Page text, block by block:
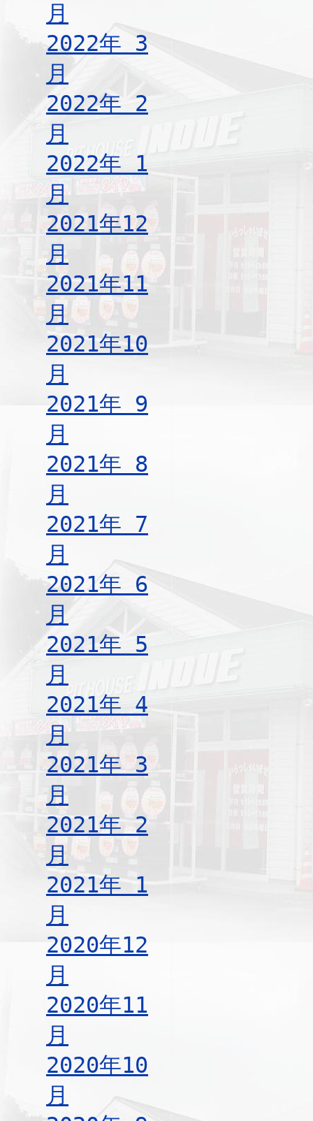
月
2022年 3
月
2022年 2
月
2022年 1
月
2021年12
月
2021年11
月
2021年10
月
2021年 9
月
2021年 8
月
2021年 7
月
2021年 6
月
2021年 5
月
2021年 4
月
2021年 3
月
2021年 2
月
2021年 1
月
2020年12
月
2020年11
月
2020年10
月